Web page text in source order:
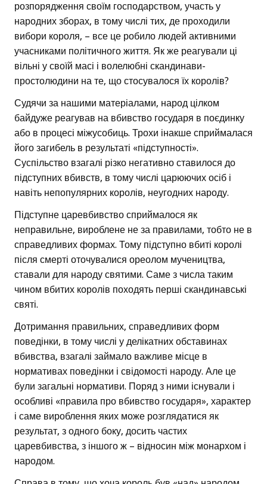
розпорядження своїм господарством, участь у
народних зборах, в тому числі тих, де проходили
вибори короля, – все це робило людей активними
учасниками політичного життя. Як же реагували ці
вільні у своїй масі і волелюбні скандинави-
простолюдини на те, що стосувалося їх королів?
Судячи за нашими матеріалами, народ цілком
байдуже реагував на вбивство государя в поєдинку
або в процесі міжусобиць. Трохи інакше сприймалася
його загибель в результаті «підступності».
Суспільство взагалі різко негативно ставилося до
підступних вбивств, в тому числі царюючих осіб і
навіть непопулярних королів, неугодних народу.
Підступне царевбивство сприймалося як
неправильне, вироблене не за правилами, тобто не в
справедливих формах. Тому підступно вбиті королі
після смерті оточувалися ореолом мучеництва,
ставали для народу святими. Саме з числа таким
чином вбитих королів походять перші скандинавські
святі.
Дотримання правильних, справедливих форм
поведінки, в тому числі у делікатних обставинах
вбивства, взагалі займало важливе місце в
нормативах поведінки і свідомості народу. Але це
були загальні нормативи. Поряд з ними існували і
особливі «правила про вбивство государя», характер
і саме вироблення яких може розглядатися як
результат, з одного боку, досить частих
царевбивства, з іншого ж – відносин між монархом і
народом.